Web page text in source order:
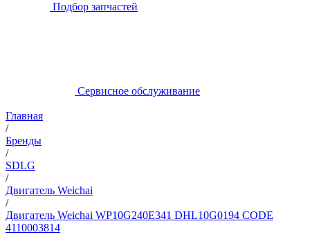
Подбор запчастей
Сервисное обслуживание
Главная
/
Бренды
/
SDLG
/
Двигатель Weichai
/
Двигатель Weichai WP10G240E341 DHL10G0194 CODE
4110003814